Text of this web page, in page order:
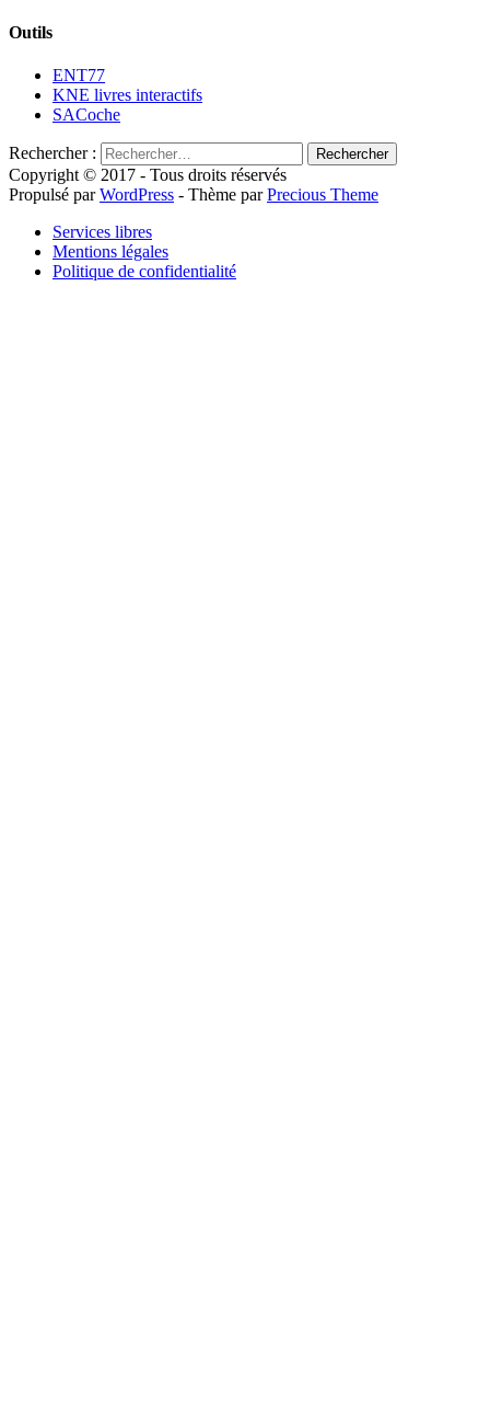
Outils
ENT77
KNE livres interactifs
SACoche
Rechercher :
Copyright © 2017 - Tous droits réservés
Propulsé parWordPress - Thème parPrecious Theme
Services libres
Mentions légales
Politique de confidentialité